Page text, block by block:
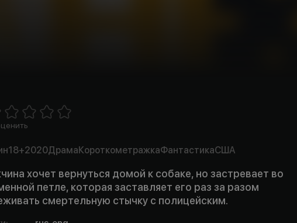
7 Stars8 Stars
18+2020ДрамаКороткометражкаФантастикаСША
хочет вернуться домой к собаке, но застревает во
петле, которая заставляет его раз за разом
смертельную стычку с полицейским.